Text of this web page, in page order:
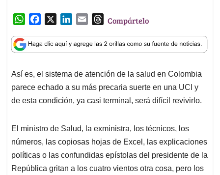
W
a
t
A
p
p
c
e
o
o
k
n
k
d
I
n
a
i
T
r
e
d
s
Compártelo
Así es, el sistema de atención de la salud en Colombia
parece echado a su más precaria suerte en una UCI y
de esta condición, ya casi terminal, será difícil revivirlo.
El ministro de Salud, la exministra, los técnicos, los
números, las copiosas hojas de Excel, las explicaciones
políticas o las confundidas epístolas del presidente de la
República gritan a los cuatro vientos otra cosa, pero los